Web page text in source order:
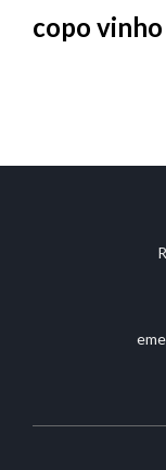
copo vinho